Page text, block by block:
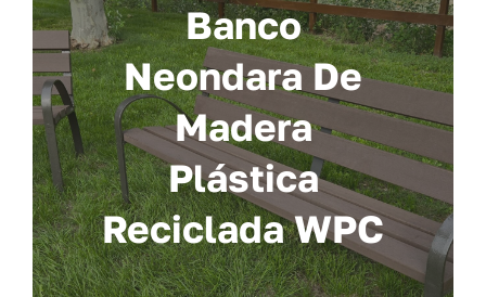
Banco
Neondara De
Madera
Plástica
Reciclada WPC